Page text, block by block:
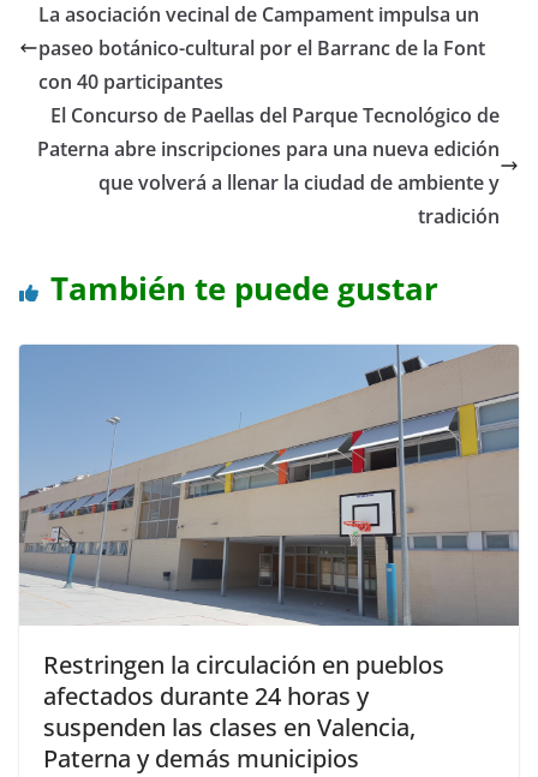
La asociación vecinal de Campament impulsa un
paseo botánico-cultural por el Barranc de la Font
con 40 participantes
El Concurso de Paellas del Parque Tecnológico de
Paterna abre inscripciones para una nueva edición
que volverá a llenar la ciudad de ambiente y
tradición
También te puede gustar
Restringen la circulación en pueblos
afectados durante 24 horas y
suspenden las clases en Valencia,
Paterna y demás municipios